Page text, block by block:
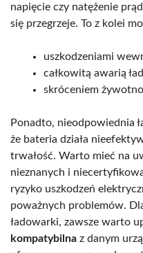
napięcie czy natężenie
się przegrzeje. To z kolei
uszkodzeniami
całkowitą awarią
skróceniem
Ponadto, nieodpowiednia
że bateria działa
trwałość. Warto mieć na
nieznanych i
ryzyko uszkodzeń
poważnych problemów.
ładowarki, zawsze warto
kompatybilna z danym